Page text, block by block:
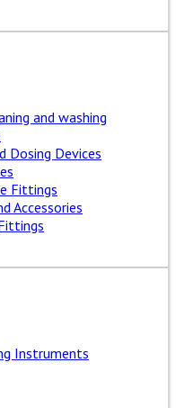
and washing
Dosing Devices
Fittings
Accessories
Instruments